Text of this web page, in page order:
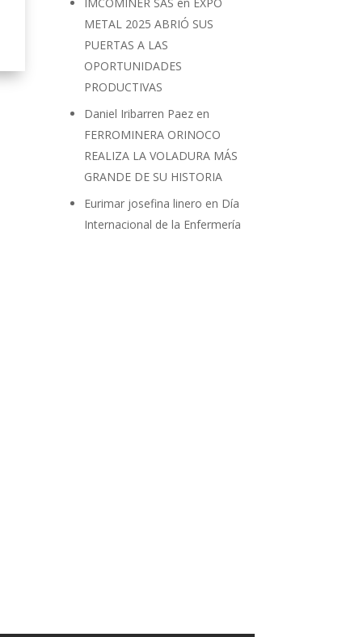
METAL 2025 ABRIÓ SUS
PUERTAS A LAS
OPORTUNIDADES
PRODUCTIVAS
Daniel Iribarren Paez en
FERROMINERA ORINOCO
REALIZA LA VOLADURA MÁS
GRANDE DE SU HISTORIA
Eurimar josefina linero en Día
Internacional de la Enfermería